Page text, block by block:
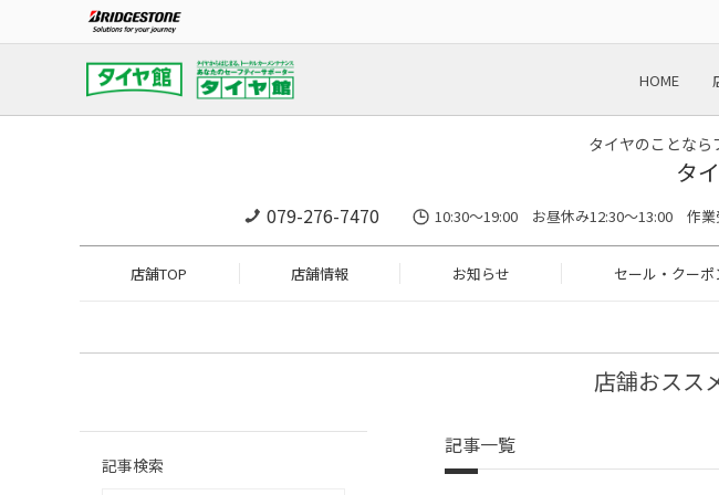
HOME
タイヤのことなら
タ
079-276-7470 10:30～19:00 お昼休み12:30～13:00 作業
店舗TOP 店舗情報 お知らせ セール・クーポ
店舗おスス
記事一覧
記事検索